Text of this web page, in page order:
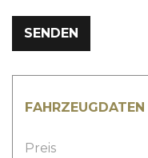
SENDEN
FAHRZEUGDATEN
Preis